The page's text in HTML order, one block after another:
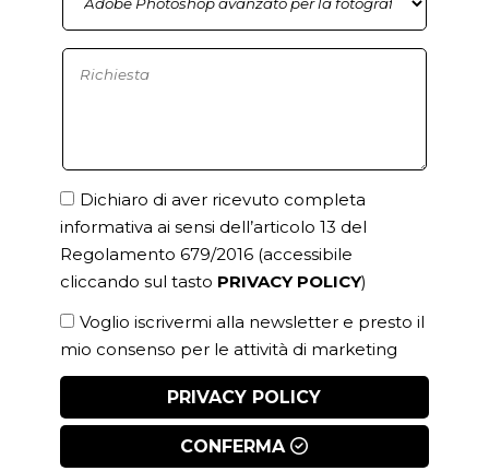
Dichiaro di aver ricevuto completa
informativa ai sensi dell’articolo 13 del
Regolamento 679/2016 (accessibile
cliccando sul tasto PRIVACY POLICY)
Voglio iscrivermi alla newsletter e presto il
mio consenso per le attività di marketing
PRIVACY POLICY
CONFERMA